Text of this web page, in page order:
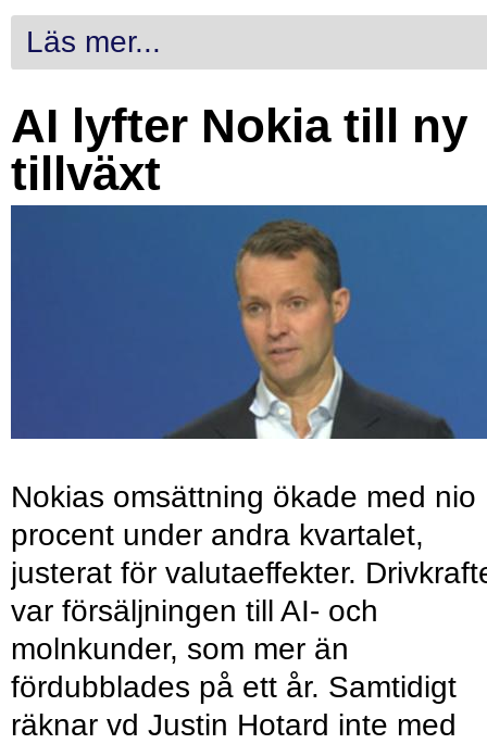
Läs mer...
AI lyfter Nokia till ny
tillväxt
Nokias omsättning ökade med nio
procent under andra kvartalet,
justerat för valutaeffekter.
var försäljningen till AI- och
molnkunder, som mer än
fördubblades på ett år. Samtidigt
räknar vd Justin Hotard inte med